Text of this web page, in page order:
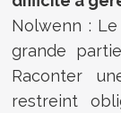
Nolwenn : Le
grande
Raconter
restreint